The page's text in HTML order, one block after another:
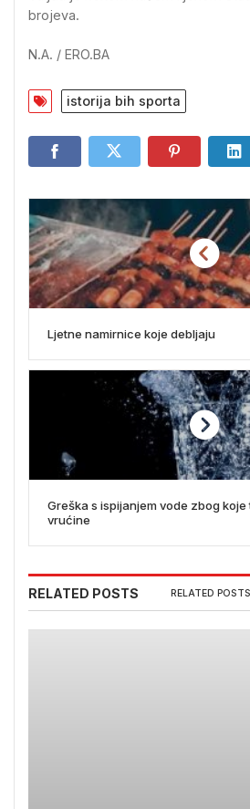
brojeva.
N.A. / ERO.BA
istorija bih sporta
Ljetne namirnice koje debljaju
Greška s ispijanjem vode zbog
vrućine
RELATED POSTS RELATED POSTS